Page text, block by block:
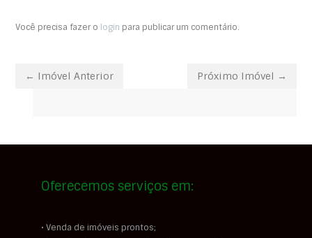
Você precisa fazer o login para publicar um comentário.
← Imóvel Anterior Próximo Imóvel →
Oferecemos serviços em:
• Venda de imóveis prontos;